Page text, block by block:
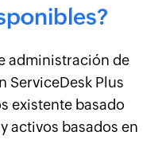
administración de
ServiceDesk Plus
existente basado
activos basados en